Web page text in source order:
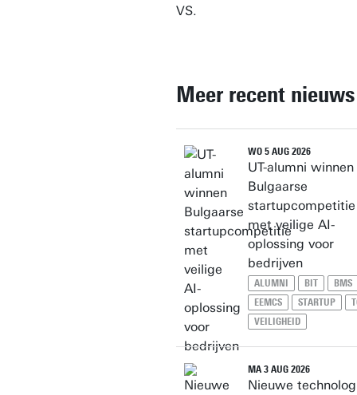
VS.
Meer recent nieuws
WO 5 AUG 2026
UT-alumni winnen
Bulgaarse
startupcompetitie
met veilige AI-
oplossing voor
bedrijven
ALUMNI BIT
BMS
EEMCS
STARTUP
VEILIGHEID
MA 3 AUG 2026
Nieuwe